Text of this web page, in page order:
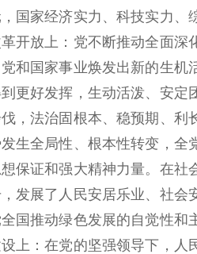
国家经济实力、科技实力、
开放上：党不断推动全面深
和国家事业焕发出新的生机
更好发挥，生动活泼、安
，法治固根本、稳预期、利
生全局性、根本性转变，全
保证和强大精神力量。在社
发展了人民安居乐业、社会
国推动绿色发展的自觉性和
上：在党的坚强领导下，